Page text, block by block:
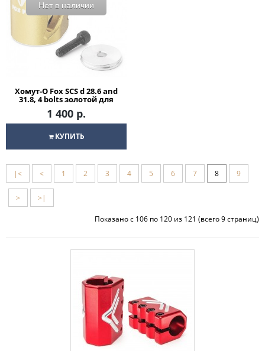
Нет в наличии
Хомут-О Fox SCS d 28.6 and
31.8, 4 bolts золотой для
трюкового самоката
1 400 р.
КУПИТЬ
|< < 1 2 3 4 5 6 7 8 9
> >|
Показано с 106 по 120 из 121 (всего 9 страниц)